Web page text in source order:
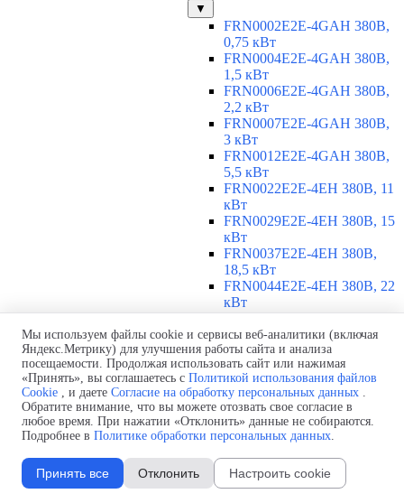
▼
FRN0002E2E-4GAH 380В,
0,75 кВт
FRN0004E2E-4GAH 380В,
1,5 кВт
FRN0006E2E-4GAH 380В,
2,2 кВт
FRN0007E2E-4GAH 380В,
3 кВт
FRN0012E2E-4GAH 380В,
5,5 кВт
FRN0022E2E-4EH 380В, 11
кВт
FRN0029E2E-4EH 380В, 15
кВт
FRN0037E2E-4EH 380В,
18,5 кВт
FRN0044E2E-4EH 380В, 22
кВт
кВт
FRN0072E2E-4EH 380В, 37
кВт
FRN0085E2E-4EH 380В, 45
кВт
FRN0105E2E-4EH 380В, 55
кВт
FRN0139E2E-4EH 380В, 75
Мы используем файлы cookie и сервисы веб-аналитики (включая
Яндекс.Метрику) для улучшения работы сайта и анализа
посещаемости. Продолжая использовать сайт или нажимая
«Принять», вы соглашаетесь с Политикой использования файлов
Cookie , и даете Согласие на обработку персональных данных .
Обратите внимание, что вы можете отозвать свое согласие в
любое время. При нажатии «Отклонить» данные не собираются.
Подробнее в Политике обработки персональных данных.
Принять все Отклонить Настроить cookie